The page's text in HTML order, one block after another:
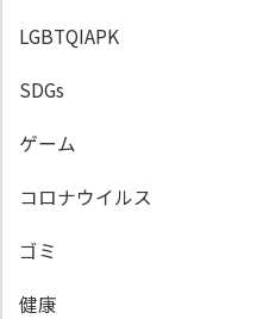
LGBTQIAPK
SDGs
ゲーム
コロナウイルス
ゴミ
健康